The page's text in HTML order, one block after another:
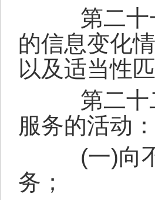
第二十
的信息变化
以及适当性
第二十
服务的活动：
(一)向
务；